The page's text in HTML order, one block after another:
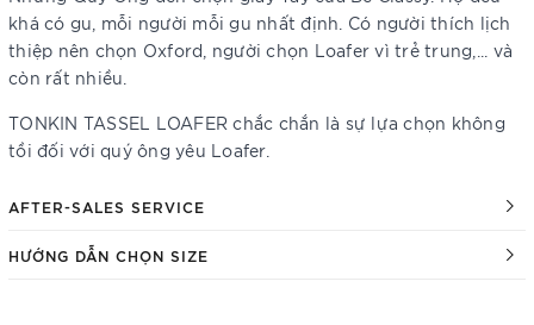
khá có gu, mỗi người mỗi gu nhất định. Có người thích lịch
thiệp nên chọn Oxford, người chọn Loafer vì trẻ trung,... và
còn rất nhiều.
TONKIN TASSEL LOAFER chắc chắn là sự lựa chọn không
tồi đối với quý ông yêu Loafer.
AFTER-SALES SERVICE
HƯỚNG DẪN CHỌN SIZE